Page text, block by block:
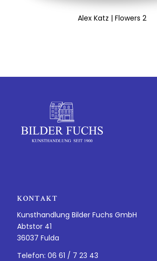
Alex Katz | Flowers 2
KONTAKT
Kunsthandlung Bilder Fuchs GmbH
Abtstor 41
36037 Fulda
Telefon: 06 61 / 7 23 43